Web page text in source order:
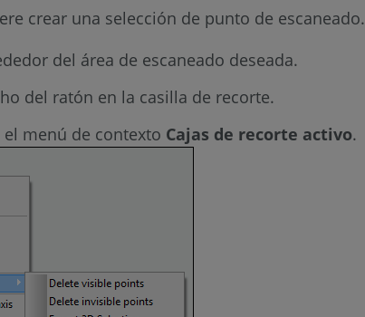
crear una selección de punto de escaneado.
del área de escaneado deseada.
del ratón en la casilla de recorte.
el menú de contexto Cajas de recorte activo.